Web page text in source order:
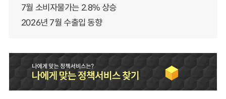
7월 소비자물가는 2.8% 상승
2026년 7월 수출입 동향